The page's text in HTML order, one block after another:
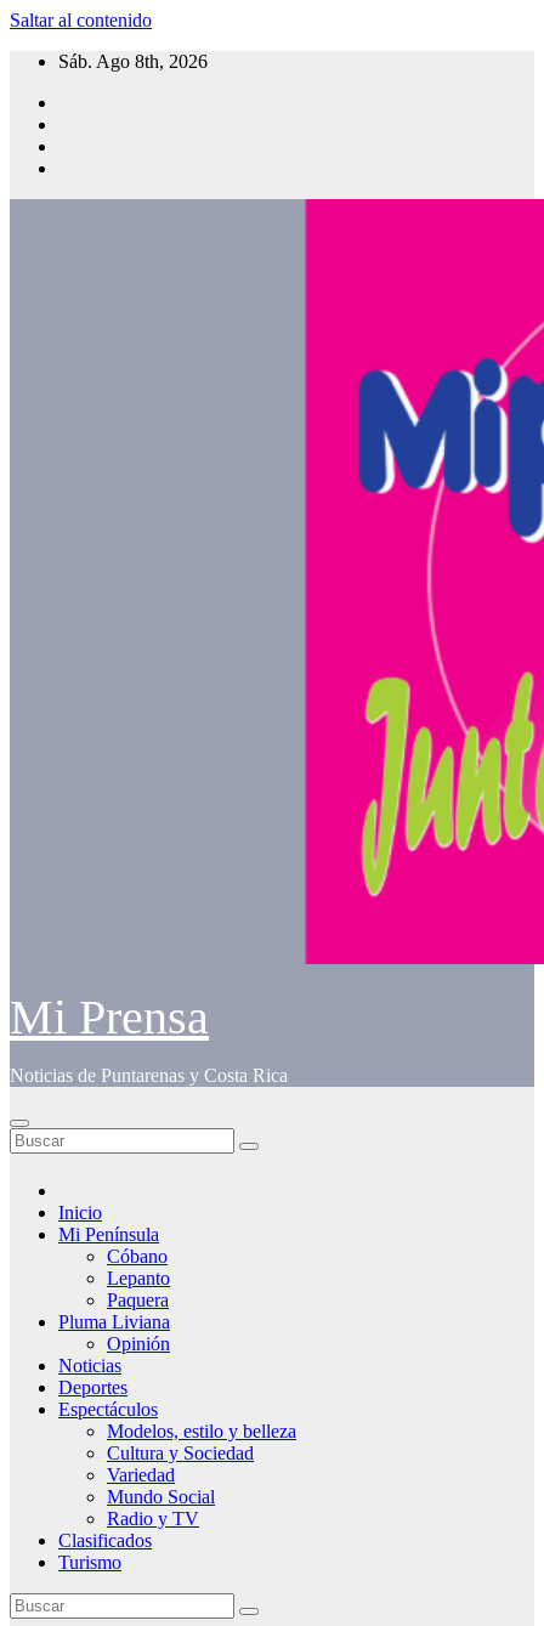
Saltar al contenido
Sáb. Ago 8th, 2026
Mi Prensa
Noticias de Puntarenas y Costa Rica
Inicio
Mi Península
Cóbano
Lepanto
Paquera
Pluma Liviana
Opinión
Noticias
Deportes
Espectáculos
Modelos, estilo y belleza
Cultura y Sociedad
Variedad
Mundo Social
Radio y TV
Clasificados
Turismo